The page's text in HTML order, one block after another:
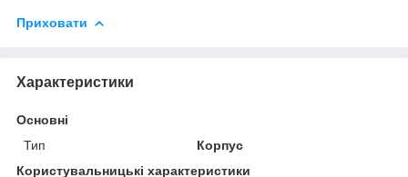
Приховати
Характеристики
Основні
Тип
Корпус
Користувальницькі характеристики